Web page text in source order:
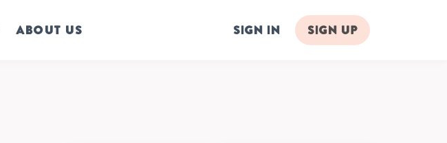
About us Sign in Sign up